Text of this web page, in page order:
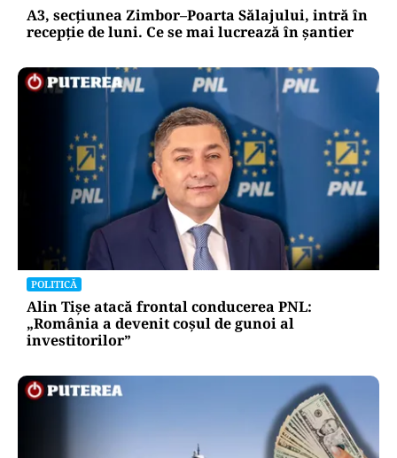
A3, secțiunea Zimbor–Poarta Sălajului, intră în
recepție de luni. Ce se mai lucrează în șantier
POLITICĂ
Alin Tișe atacă frontal conducerea PNL:
„România a devenit coșul de gunoi al
investitorilor”